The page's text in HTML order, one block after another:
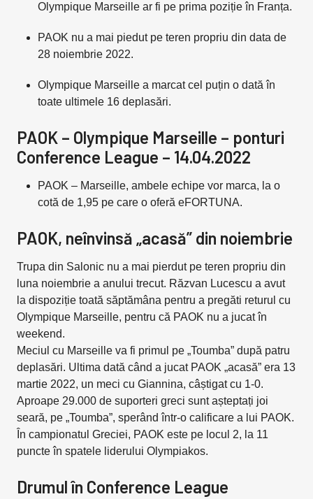
Olympique Marseille ar fi pe prima poziție în Franța.
PAOK nu a mai piedut pe teren propriu din data de
28 noiembrie 2022.
Olympique Marseille a marcat cel puțin o dată în
toate ultimele 16 deplasări.
PAOK – Olympique Marseille – ponturi
Conference League – 14.04.2022
PAOK – Marseille, ambele echipe vor marca, la o
cotă de 1,95 pe care o oferă eFORTUNA.
PAOK, neînvinsă „acasă” din noiembrie
Trupa din Salonic nu a mai pierdut pe teren propriu din
luna noiembrie a anului trecut. Răzvan Lucescu a avut
la dispoziție toată săptămâna pentru a pregăti returul cu
Olympique Marseille, pentru că PAOK nu a jucat în
weekend.
Meciul cu Marseille va fi primul pe „Toumba” după patru
deplasări. Ultima dată când a jucat PAOK „acasă” era 13
martie 2022, un meci cu Giannina, câștigat cu 1-0.
Aproape 29.000 de suporteri greci sunt așteptați joi
seară, pe „Toumba”, sperând într-o calificare a lui PAOK.
În campionatul Greciei, PAOK este pe locul 2, la 11
puncte în spatele liderului Olympiakos.
Drumul în Conference League